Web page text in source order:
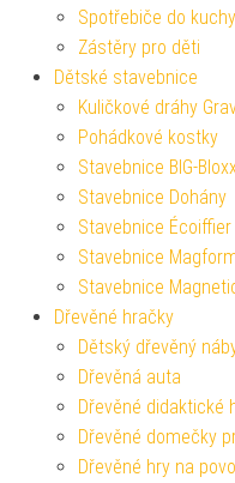
Spotřebiče do
Zástěry pro děti
Dětské stavebnice
Kuličkové dráhy
Pohádkové kostky
Stavebnice BIG-
Stavebnice Dohány
Stavebnice Écoiffier
Stavebnice
Stavebnice
Dřevěné hračky
Dětský dřevěný
Dřevěná auta
Dřevěné didaktické
Dřevěné domečky
Dřevěné hry na